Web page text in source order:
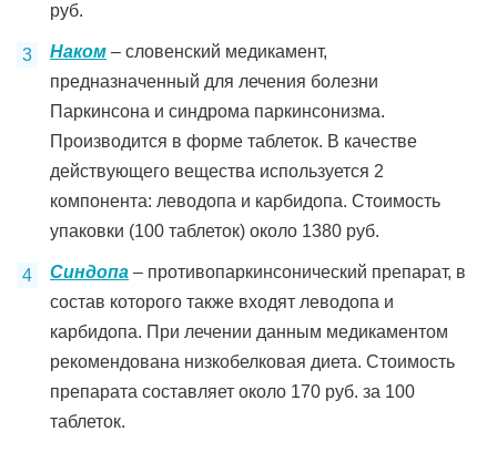
руб.
Наком – словенский медикамент,
предназначенный для лечения болезни
Паркинсона и синдрома паркинсонизма.
Производится в форме таблеток. В качестве
действующего вещества используется 2
компонента: леводопа и карбидопа. Стоимость
упаковки (100 таблеток) около 1380 руб.
Синдопа – противопаркинсонический препарат, в
состав которого также входят леводопа и
карбидопа. При лечении данным медикаментом
рекомендована низкобелковая диета. Стоимость
препарата составляет около 170 руб. за 100
таблеток.